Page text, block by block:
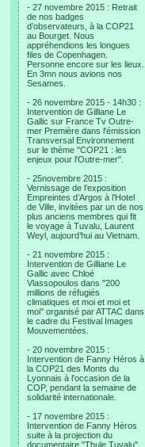
- 27 novembre 2015 : Retrait
de nos badges
d’observateurs, à la COP21
au Bourget. Nous
appréhendions les longues
files de Copenhagen.
Personne encore sur les lieux.
En 3mn nous avions nos
Sesames.
- 26 novembre 2015 - 14h30 :
Intervention de Gilliane Le
Gallic sur France Tv Outre-
mer Première dans l'émission
Transversal Environnement
sur le thème "COP21 : les
enjeux pour l'Outre-mer".
- 25novembre 2015 :
Vernissage de l’exposition
Empreintes d’Argos à l’Hotel
de Ville, invitées par un de nos
plus anciens membres qui fit
le voyage à Tuvalu, Laurent
Weyl, aujourd’hui au Vietnam.
- 21 novembre 2015 :
Intervention de Gilliane Le
Gallic avec Chloé
Vlassopoulos dans "200
millions de réfugiés
climatiques et moi et moi et
moi" organisé par ATTAC dans
le cadre du Festival Images
Mouvementées.
- 20 novembre 2015 :
Intervention de Fanny Héros à
la COP21 des Monts du
Lyonnais à l'occasion de la
COP, pendant la semaine de
solidarité internationale.
- 17 novembre 2015 :
Intervention de Fanny Héros
suite à la projection du
documentaire "Thule Tuvalu"